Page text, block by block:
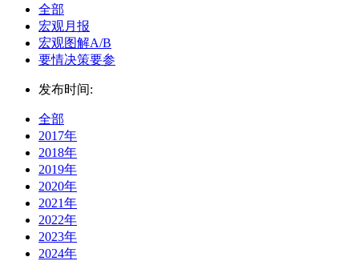
全部
宏观月报
宏观图解A/B
要情决策要参
发布时间:
全部
2017年
2018年
2019年
2020年
2021年
2022年
2023年
2024年